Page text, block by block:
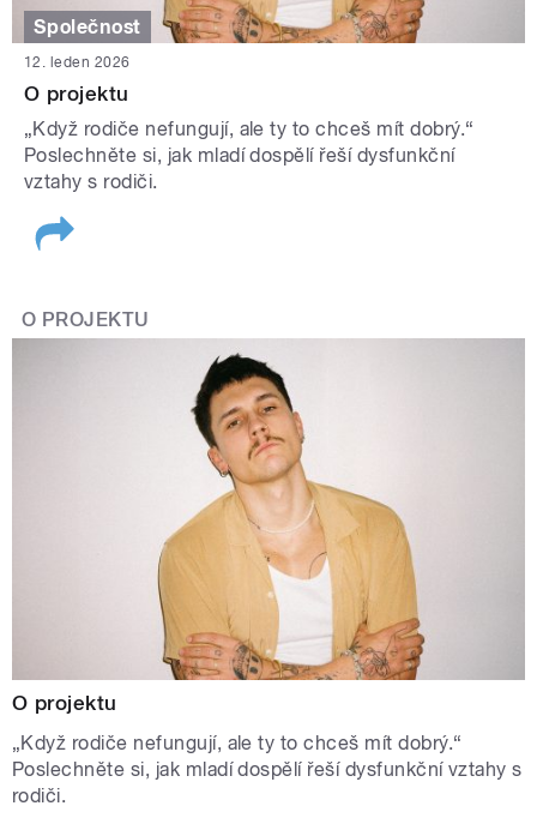
Společnost
12. leden 2026
O projektu
„Když rodiče nefungují, ale ty to chceš mít dobrý.“
Poslechněte si, jak mladí dospělí řeší dysfunkční
vztahy s rodiči.
O PROJEKTU
O projektu
„Když rodiče nefungují, ale ty to chceš mít dobrý.“
Poslechněte si, jak mladí dospělí řeší dysfunkční vztahy s
rodiči.